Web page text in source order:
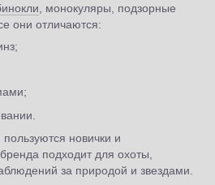
, монокуляры, подзорные
они отличаются:
новички и
подходит для охоты,
за природой и звездами.